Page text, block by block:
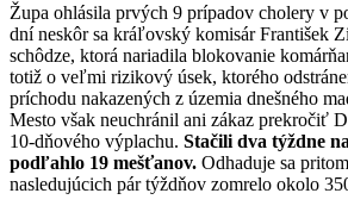
Župa ohlásila prvých 9 prípadov cholery v
dní neskôr sa kráľovský komisár František
schôdze, ktorá nariadila blokovanie
totiž o veľmi rizikový úsek, ktorého
príchodu nakazených z územia dnešného
Mesto však neuchránil ani zákaz prekročiť
10-dňového výplachu. Stačili dva týždne
podľahlo 19 mešťanov. Odhaduje sa
nasledujúcich pár týždňov zomrelo okolo